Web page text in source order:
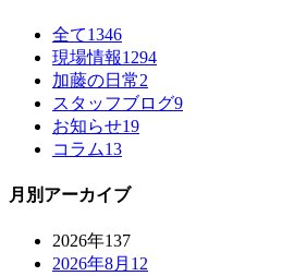
全て1346
現場情報1294
加藤の日常2
スタッフブログ9
お知らせ19
コラム13
月別アーカイブ
2026年137
2026年8月 12